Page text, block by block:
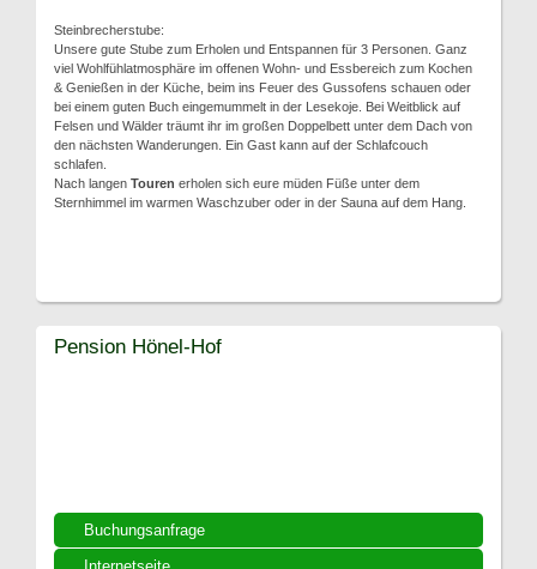
Steinbrecherstube:
Unsere gute Stube zum Erholen und Entspannen für 3 Personen. Ganz
viel Wohlfühlatmosphäre im offenen Wohn- und Essbereich zum Kochen
& Genießen in der Küche, beim ins Feuer des Gussofens schauen oder
bei einem guten Buch eingemummelt in der Lesekoje. Bei Weitblick auf
Felsen und Wälder träumt ihr im großen Doppelbett unter dem Dach von
den nächsten Wanderungen. Ein Gast kann auf der Schlafcouch
schlafen.
Nach langen Touren erholen sich eure müden Füße unter dem
Sternhimmel im warmen Waschzuber oder in der Sauna auf dem Hang.
Buchungsanfrage
Pension Hönel-Hof